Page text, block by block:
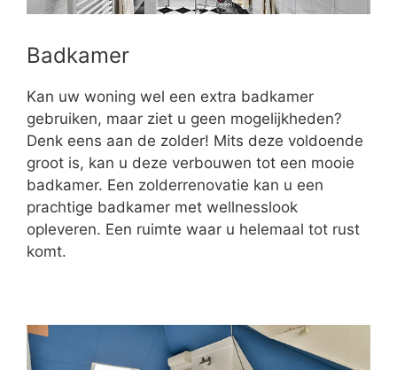
Badkamer
Kan uw woning wel een extra badkamer
gebruiken, maar ziet u geen mogelijkheden?
Denk eens aan de zolder! Mits deze voldoende
groot is, kan u deze verbouwen tot een mooie
badkamer. Een zolderrenovatie kan u een
prachtige badkamer met wellnesslook
opleveren. Een ruimte waar u helemaal tot rust
komt.